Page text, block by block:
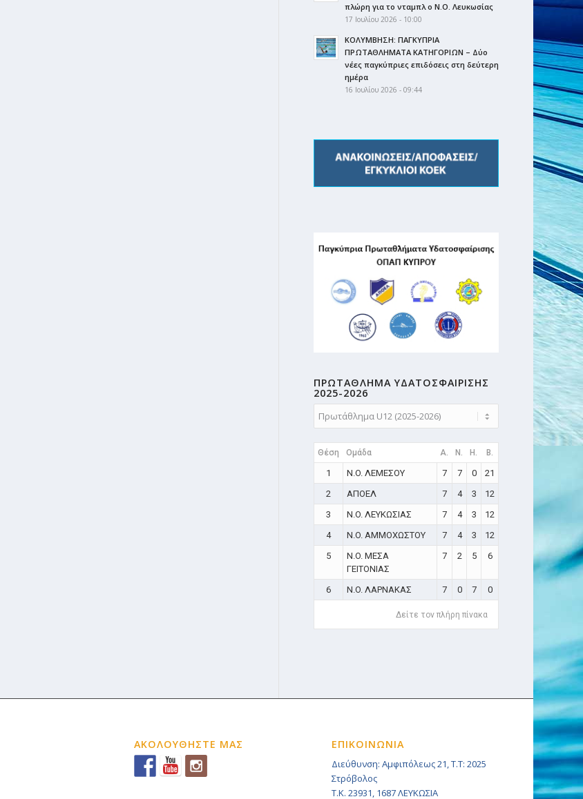
πλώρη για το νταμπλ ο Ν.Ο. Λευκωσίας
17 Ιουλίου 2026 - 10:00
ΚΟΛΥΜΒΗΣΗ: ΠΑΓΚΥΠΡΙΑ
ΠΡΩΤΑΘΛΗΜΑΤΑ ΚΑΤΗΓΟΡΙΩΝ – Δύο
νέες παγκύπριες επιδόσεις στη δεύτερη
ημέρα
16 Ιουλίου 2026 - 09:44
ΠΡΩΤΑΘΛΗMA ΥΔΑΤΟΣΦΑΙΡΙΣΗΣ
2025-2026
Θέση Ομάδα A. N. H. B.
1 N.O. ΛΕΜΕΣΟΥ 7 7 0
21
2
ΑΠΟΕΛ 7 4 3
12
3
N.O. ΛΕΥΚΩΣΙΑΣ 7 4 3
12
4
N.O. ΑΜΜΟΧΩΣΤΟΥ 7 4 3
12
5
N.O. ΜΕΣΑ
ΓΕΙΤΟΝΙΑΣ
7 2 5 6
6 N.O. ΛΑΡΝΑΚΑΣ 7 0 7 0
Δείτε τον πλήρη πίνακα
ΑΚΟΛΟΥΘΗΣΤΕ ΜΑΣ ΕΠΙΚΟΙΝΩΝΙΑ
Διεύθυνση: Αμφιπόλεως 21, Τ.Τ: 2025
Στρόβολος
Τ.Κ. 23931, 1687 ΛΕΥΚΩΣΙΑ